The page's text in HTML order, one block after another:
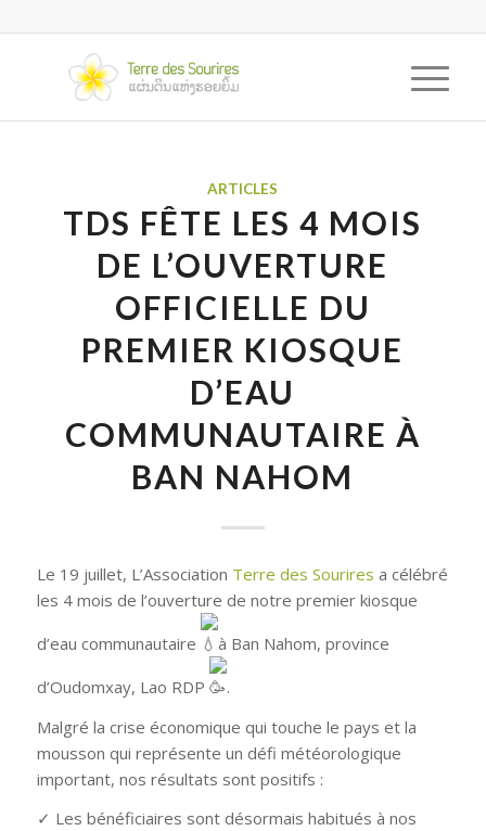
ARTICLES
TDS FÊTE LES 4 MOIS
DE L’OUVERTURE
OFFICIELLE DU
PREMIER KIOSQUE
D’EAU
COMMUNAUTAIRE À
BAN NAHOM
Le 19 juillet, L’Association Terre des Sourires a célébré
les 4 mois de l’ouverture de notre premier kiosque
d’eau communautaire
à Ban Nahom, province
d’Oudomxay, Lao RDP
.
Malgré la crise économique qui touche le pays et la
mousson qui représente un défi météorologique
important, nos résultats sont positifs :
✓ Les bénéficiaires sont désormais habitués à nos